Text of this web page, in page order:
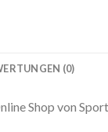
(0)
Shop von